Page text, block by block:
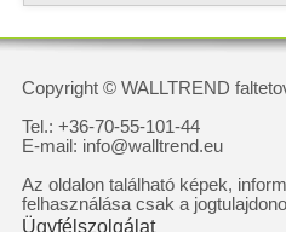
Copyright © WALLTREND
Tel.: +36-70-55-101-44
E-mail: info@walltrend.eu
Az oldalon található képek,
felhasználása csak a
Ügyfélszolgálat